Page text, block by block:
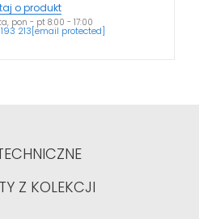
o produkt
pon - pt 8:00 - 17:00
213[email protected]
Z KOLEKCJI